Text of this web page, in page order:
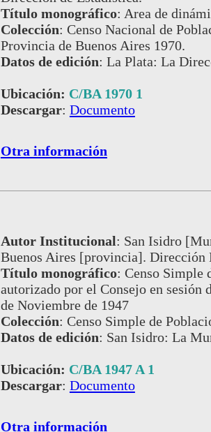
Título monográfico: Area de
Colección: Censo Nacional de
Provincia de Buenos Aires 1970.
Datos de edición: La Plata: La
Ubicación: C/BA 1970 1
Descargar: Documento
Otra información
Autor Institucional: San Isidro
Buenos Aires [provincia]. Dirección
Título monográfico: Censo Simple
autorizado por el Consejo en sesión
de Noviembre de 1947
Colección: Censo Simple de
Datos de edición: San Isidro: La
Ubicación: C/BA 1947 A 1
Descargar: Documento
Otra información